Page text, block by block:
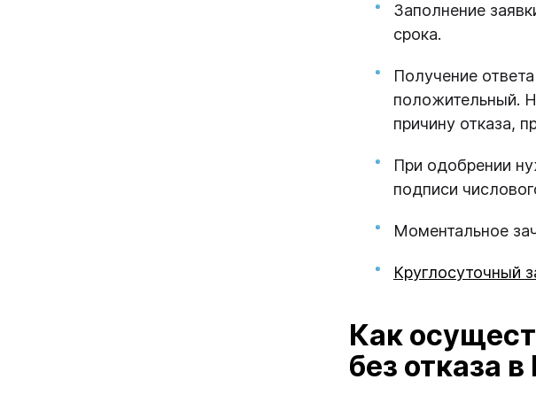
Заполнение
срока.
Получение
положительный.
причину отказа,
При одобрении
подписи
Моментальное
Круглосуточный
Как
без отказа